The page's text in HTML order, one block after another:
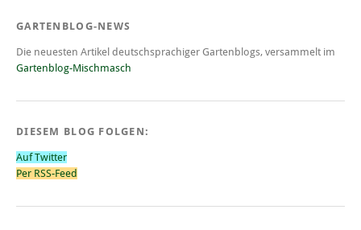
GARTENBLOG-NEWS
Die neuesten Artikel deutschsprachiger Gartenblogs, versammelt im
Gartenblog-Mischmasch
DIESEM BLOG FOLGEN:
Auf Twitter
Per RSS-Feed